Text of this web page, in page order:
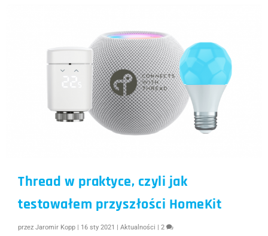
Thread w praktyce, czyli jak
testowałem przyszłości HomeKit
przezJaromir Kopp | 16 sty 2021 |Aktualności |2